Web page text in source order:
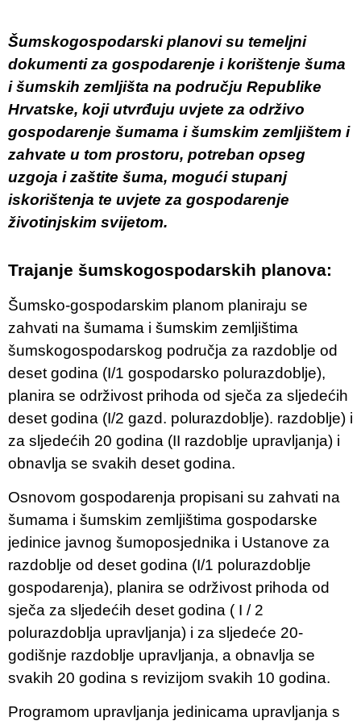
Šumskogospodarski planovi su temeljni
dokumenti za gospodarenje i korištenje šuma
i šumskih zemljišta na području Republike
Hrvatske, koji utvrđuju uvjete za održivo
gospodarenje šumama i šumskim zemljištem i
zahvate u tom prostoru, potreban opseg
uzgoja i zaštite šuma, mogući stupanj
iskorištenja te uvjete za gospodarenje
životinjskim svijetom.
Trajanje šumskogospodarskih planova:
Šumsko-gospodarskim planom planiraju se
zahvati na šumama i šumskim zemljištima
šumskogospodarskog područja za razdoblje od
deset godina (I/1 gospodarsko polurazdoblje),
planira se održivost prihoda od sječa za sljedećih
deset godina (I/2 gazd. polurazdoblje). razdoblje) i
za sljedećih 20 godina (II razdoblje upravljanja) i
obnavlja se svakih deset godina.​
Osnovom gospodarenja propisani su zahvati na
šumama i šumskim zemljištima gospodarske
jedinice javnog šumoposjednika i Ustanove za
razdoblje od deset godina (I/1 polurazdoblje
gospodarenja), planira se održivost prihoda od
sječa za sljedećih deset godina ( I / 2
polurazdoblja upravljanja) i za sljedeće 20-
godišnje razdoblje upravljanja, a obnavlja se
svakih 20 godina s revizijom svakih 10 godina.
Programom upravljanja jedinicama upravljanja s